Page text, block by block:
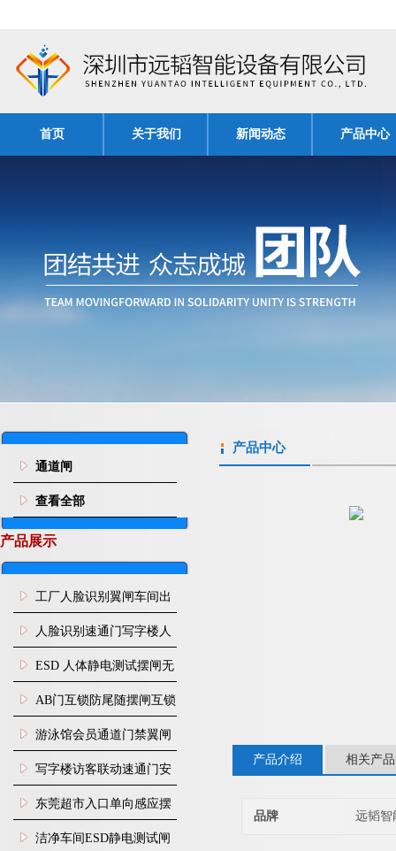
首页 关于我们 新闻动态 产品中心
通道闸
查看全部
产品展示
工厂人脸识别翼闸车间出
入口人行通道门禁
人脸识别速通门写字楼人
行通道闸门禁设备
ESD 人体静电测试摆闸无
尘车间防静电闸机
AB门互锁防尾随摆闸互锁
闸机
游泳馆会员通道门禁翼闸
写字楼访客联动速通门安
装
东莞超市入口单向感应摆
闸安装
洁净车间ESD静电测试闸
产品中心
产品介绍 相关产品
品牌 远韬智